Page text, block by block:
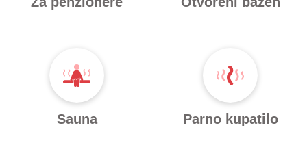
Sauna Parno kupatilo